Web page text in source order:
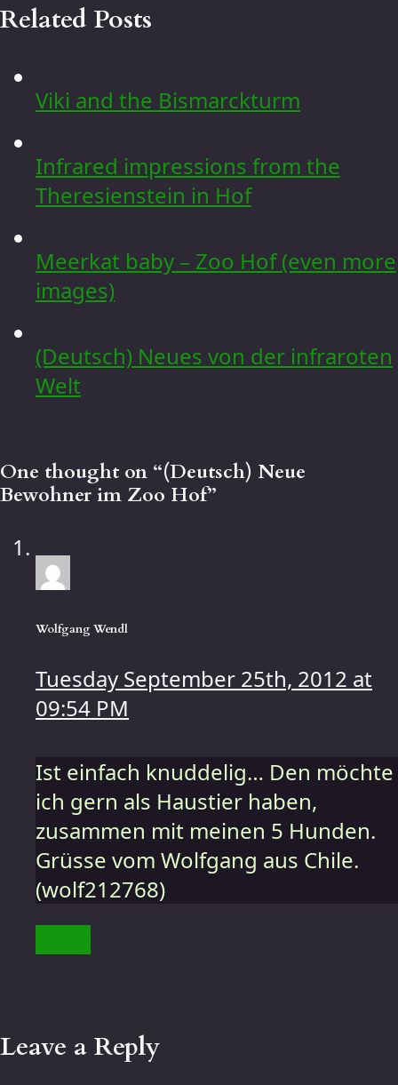
Related Posts
Viki and the Bismarckturm
Infrared impressions from the
Theresienstein in Hof
Meerkat baby – Zoo Hof (even more
images)
(Deutsch) Neues von der infraroten
Welt
One thought on “(Deutsch) Neue
Bewohner im Zoo Hof”
Wolfgang Wendl
Tuesday September 25th, 2012 at
09:54 PM
Ist einfach knuddelig… Den möchte
ich gern als Haustier haben,
zusammen mit meinen 5 Hunden.
Grüsse vom Wolfgang aus Chile.
(wolf212768)
Leave a Reply